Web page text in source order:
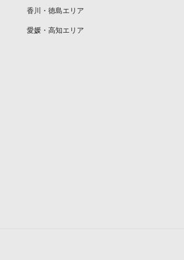
香川・徳島エリア
愛媛・高知エリア